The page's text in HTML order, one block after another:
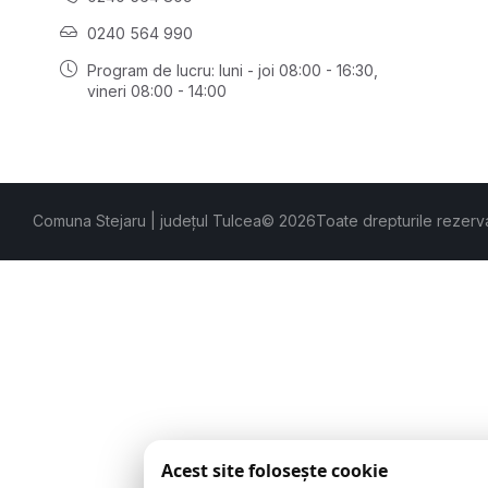
0240 564 990
Program de lucru: luni - joi 08:00 - 16:30,
vineri 08:00 - 14:00
Comuna Stejaru | județul Tulcea© 2026Toate drepturile
Acest site folosește cookie